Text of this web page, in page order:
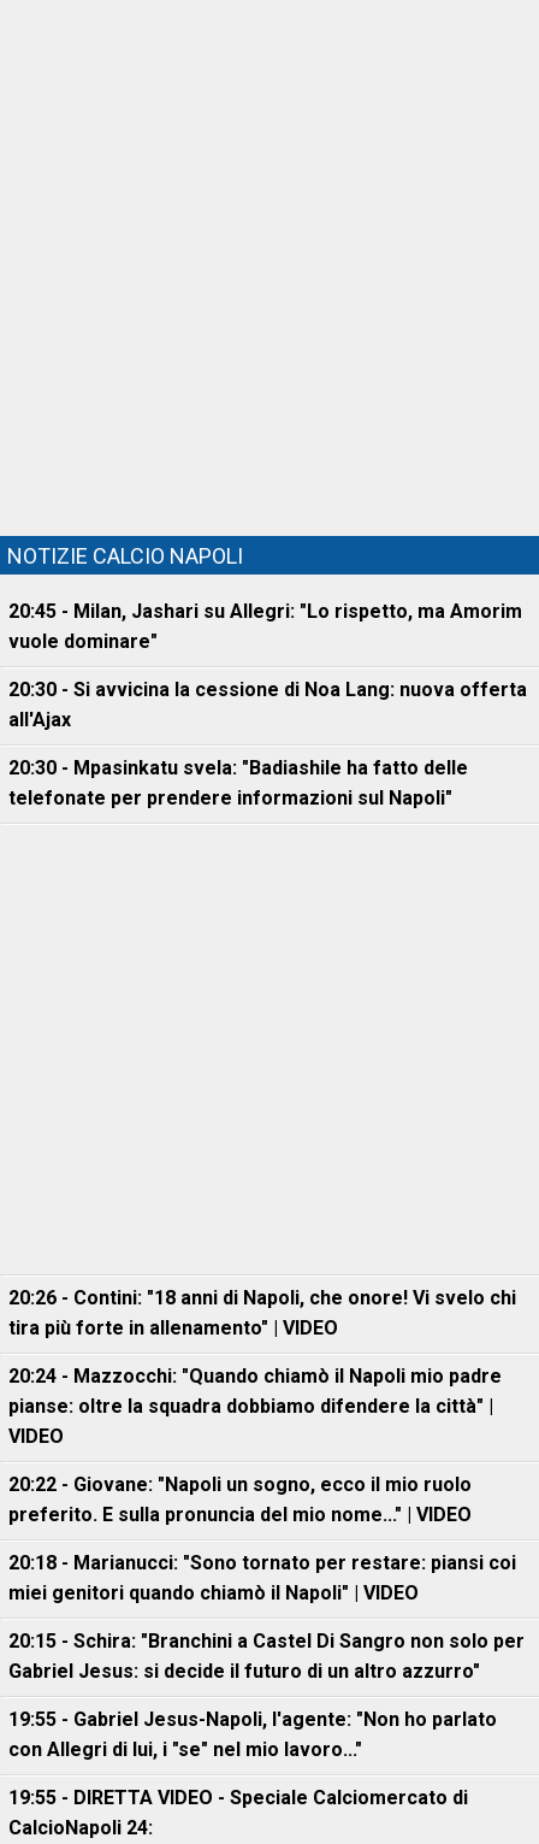
NOTIZIE CALCIO NAPOLI
20:45 - Milan, Jashari su Allegri: "Lo rispetto, ma Amorim
vuole dominare"
20:30 - Si avvicina la cessione di Noa Lang: nuova offerta
all'Ajax
20:30 - Mpasinkatu svela: "Badiashile ha fatto delle
telefonate per prendere informazioni sul Napoli"
20:26 - Contini: "18 anni di Napoli, che onore! Vi svelo chi
tira più forte in allenamento" | VIDEO
20:24 - Mazzocchi: "Quando chiamò il Napoli mio padre
pianse: oltre la squadra dobbiamo difendere la città" |
VIDEO
20:22 - Giovane: "Napoli un sogno, ecco il mio ruolo
preferito. E sulla pronuncia del mio nome..." | VIDEO
20:18 - Marianucci: "Sono tornato per restare: piansi coi
miei genitori quando chiamò il Napoli" | VIDEO
20:15 - Schira: "Branchini a Castel Di Sangro non solo per
Gabriel Jesus: si decide il futuro di un altro azzurro"
19:55 - Gabriel Jesus-Napoli, l'agente: "Non ho parlato
con Allegri di lui, i "se" nel mio lavoro..."
19:55 - DIRETTA VIDEO - Speciale Calciomercato di
CalcioNapoli 24: